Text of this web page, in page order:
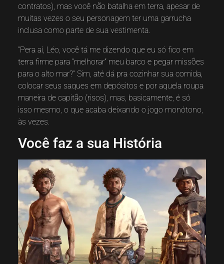
contratos), mas você não batalha em terra, apesar de
muitas vezes o seu personagem ter uma garrucha
inclusa como parte de sua vestimenta.
“Pera aí, Léo, você tá me dizendo que eu só fico em
terra firme para “melhorar” meu barco e pegar missões
para o alto mar?” Sim, até dá pra cozinhar sua comida,
colocar seus saques em depósitos e por aquela roupa
maneira de capitão (risos), mas, basicamente, é só
isso mesmo, o que acaba deixando o jogo monótono,
às vezes.
Você faz a sua História